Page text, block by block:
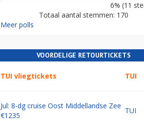
6% (11
Totaal aantal stemmen: 170
Meer polls
VOORDELIGE RETOURTICKETS
TUI vliegtickets TUI
Jul: 8-dg cruise Oost Middellandse Zee
€1235
TUI